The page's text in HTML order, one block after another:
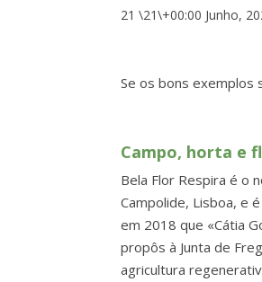
21 \21\+00:00 Junho,
Se os bons exemplos
Campo, horta e
Bela Flor Respira é o
Campolide, Lisboa, e
em 2018 que «Cátia
propôs à Junta de
agricultura